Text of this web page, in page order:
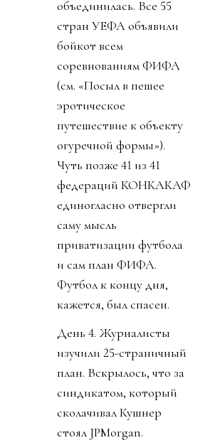
объединилась. Все 55
стран УЕФА объявили
бойкот всем
соревнованиям ФИФА
(см. «Посыл в пешее
эротическое
путешествие к объекту
огуречной формы»).
Чуть позже 41 из 41
федераций КОНКАКАФ
единогласно отвергли
саму мысль
приватизации футбола
и сам план ФИФА.
Футбол к концу дня,
кажется, был спасен.
День 4. Журналисты
изучили 25-страничный
план. Вскрылось, что за
синдикатом, который
сколачивал Кушнер
стоял JPMorgan.